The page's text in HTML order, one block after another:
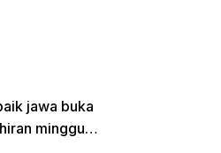
jawa buka
minggu